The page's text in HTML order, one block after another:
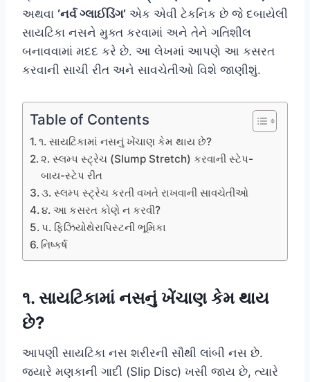
અથવા ‘નર્વ ગ્લાઈડિંગ’ એક એવી ટેકનિક છે જે દબાયેલી
સાયટિકા નસને મુક્ત કરવામાં અને તેને ગતિશીલ
બનાવવામાં મદદ કરે છે. આ લેખમાં આપણે આ કસરત
કરવાની સાચી રીત અને સાવચેતીઓ વિશે જાણીશું.
Table of Contents
૧. સાયટિકામાં નસનું ખેંચાણ કેમ થાય છે?
૨. સ્લમ્પ સ્ટ્રેચ (Slump Stretch) કરવાની સ્ટેપ-
બાય-સ્ટેપ રીત
૩. સ્લમ્પ સ્ટ્રેચ કરતી વખતે રાખવાની સાવચેતીઓ
૪. આ કસરત કોણે ન કરવી?
૫. ફિઝિયોથેરાપિસ્ટની ભૂમિકા
નિષ્કર્ષ
૧. સાયટિકામાં નસનું ખેંચાણ કેમ થાય
છે?
આપણી સાયટિકા નસ શરીરની સૌથી લાંબી નસ છે.
જ્યારે મણકાની ગાદી (Slip Disc) ખસી જાય છે, ત્યારે